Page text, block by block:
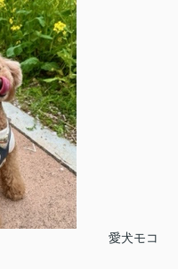
コ